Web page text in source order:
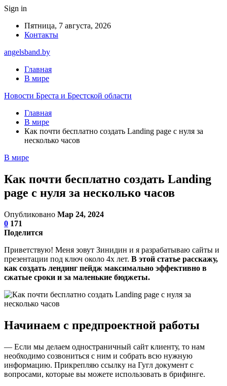
Sign in
Пятница, 7 августа, 2026
Контакты
angelsband.by
Главная
В мире
Новости Бреста и Брестской области
Главная
В мире
Как почти бесплатно создать Landing page с нуля за
несколько часов
В мире
Как почти бесплатно создать Landing
page с нуля за несколько часов
Опубликовано Мар 24, 2024
0 171
Поделится
Приветствую! Меня зовут Зинидин и я разрабатываю сайты и
презентации под ключ около 4х лет. В этой статье расскажу,
как создать лендинг пейдж максимально эффективно в
сжатые сроки и за маленькие бюджеты.
Начинаем с предпроектной работы
— Если мы делаем одностраничный сайт клиенту, то нам
необходимо созвониться с ним и собрать всю нужную
информацию. Прикрепляю ссылку на Гугл документ с
вопросами, которые вы можете использовать в брифинге.